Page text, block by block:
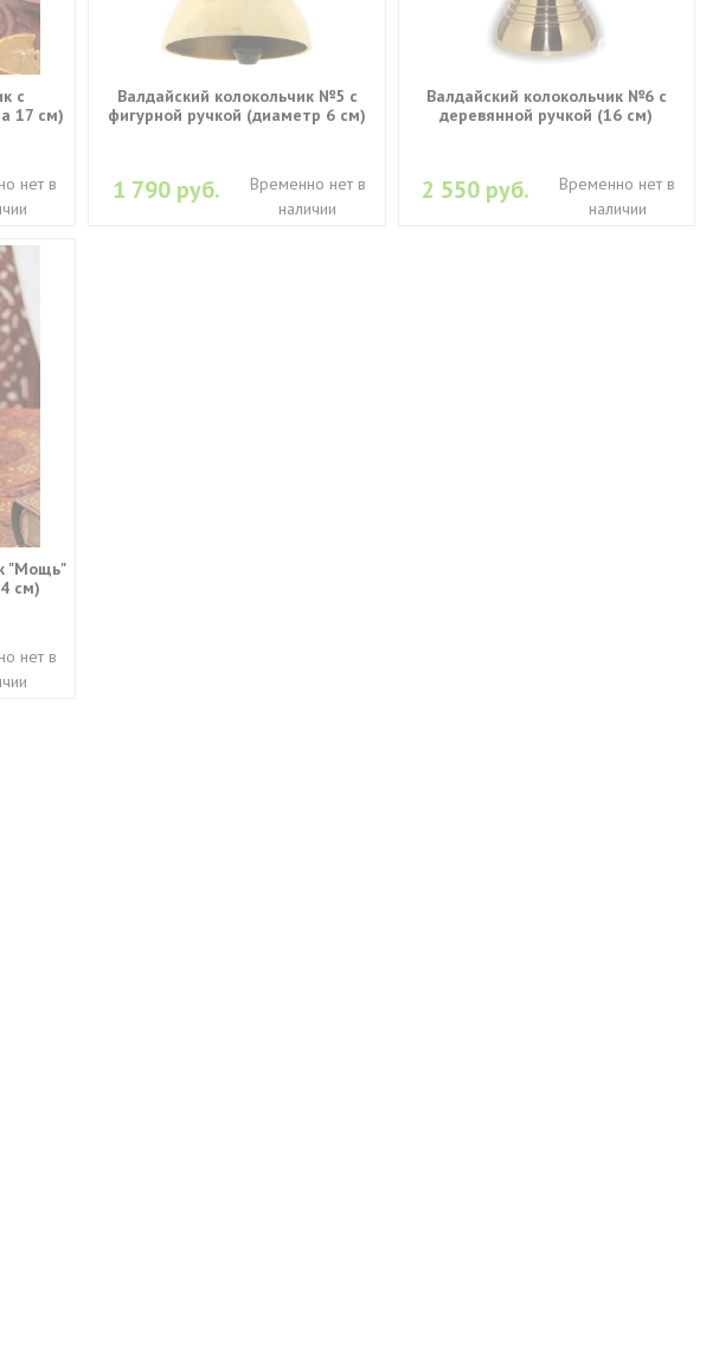
с
17 см)
нет в
Валдайский колокольчик №5 с
фигурной ручкой (диаметр 6 см)
1 790 руб.
Временно нет в
наличии
Валдайский колокольчик №6 с
деревянной ручкой (16 см)
2 550 руб.
Временно нет в
наличии
"Мощь"
см)
нет в